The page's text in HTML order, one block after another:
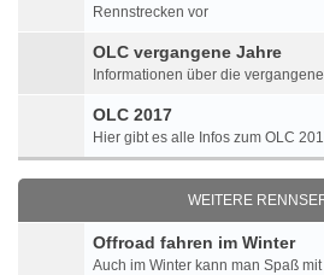
Rennstrecken vor
OLC vergangene Jahre
Informationen über die
OLC 2017
Hier gibt es alle Infos zum OLC
WEITERE
Offroad fahren im Winter
Auch im Winter kann man Spaß